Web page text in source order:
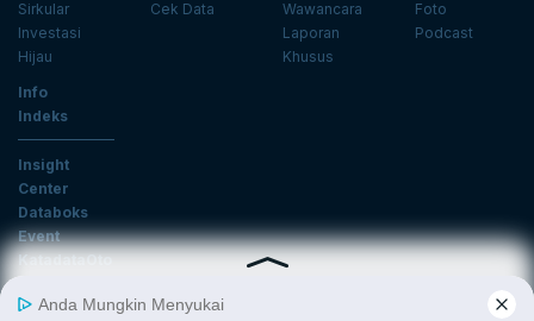
Sirkular
Investasi
Hijau
Cek Data
Wawancara
Laporan
Khusus
Foto
Podcast
Info
Indeks
Insight
Center
Databoks
Event
KatadataOto